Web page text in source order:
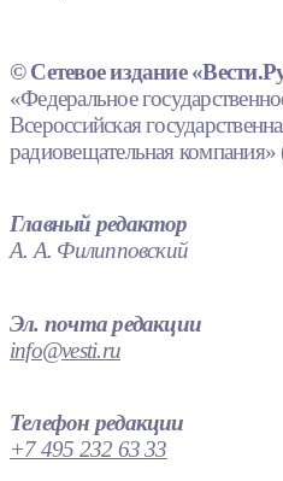
© Сетевое издание
«Федеральное
Всероссийская
радиовещательная
Главный редактор
А. А. Филипповский
Эл. почта редакции
info@vesti.ru
Телефон редакции
+7 495 232 63 33